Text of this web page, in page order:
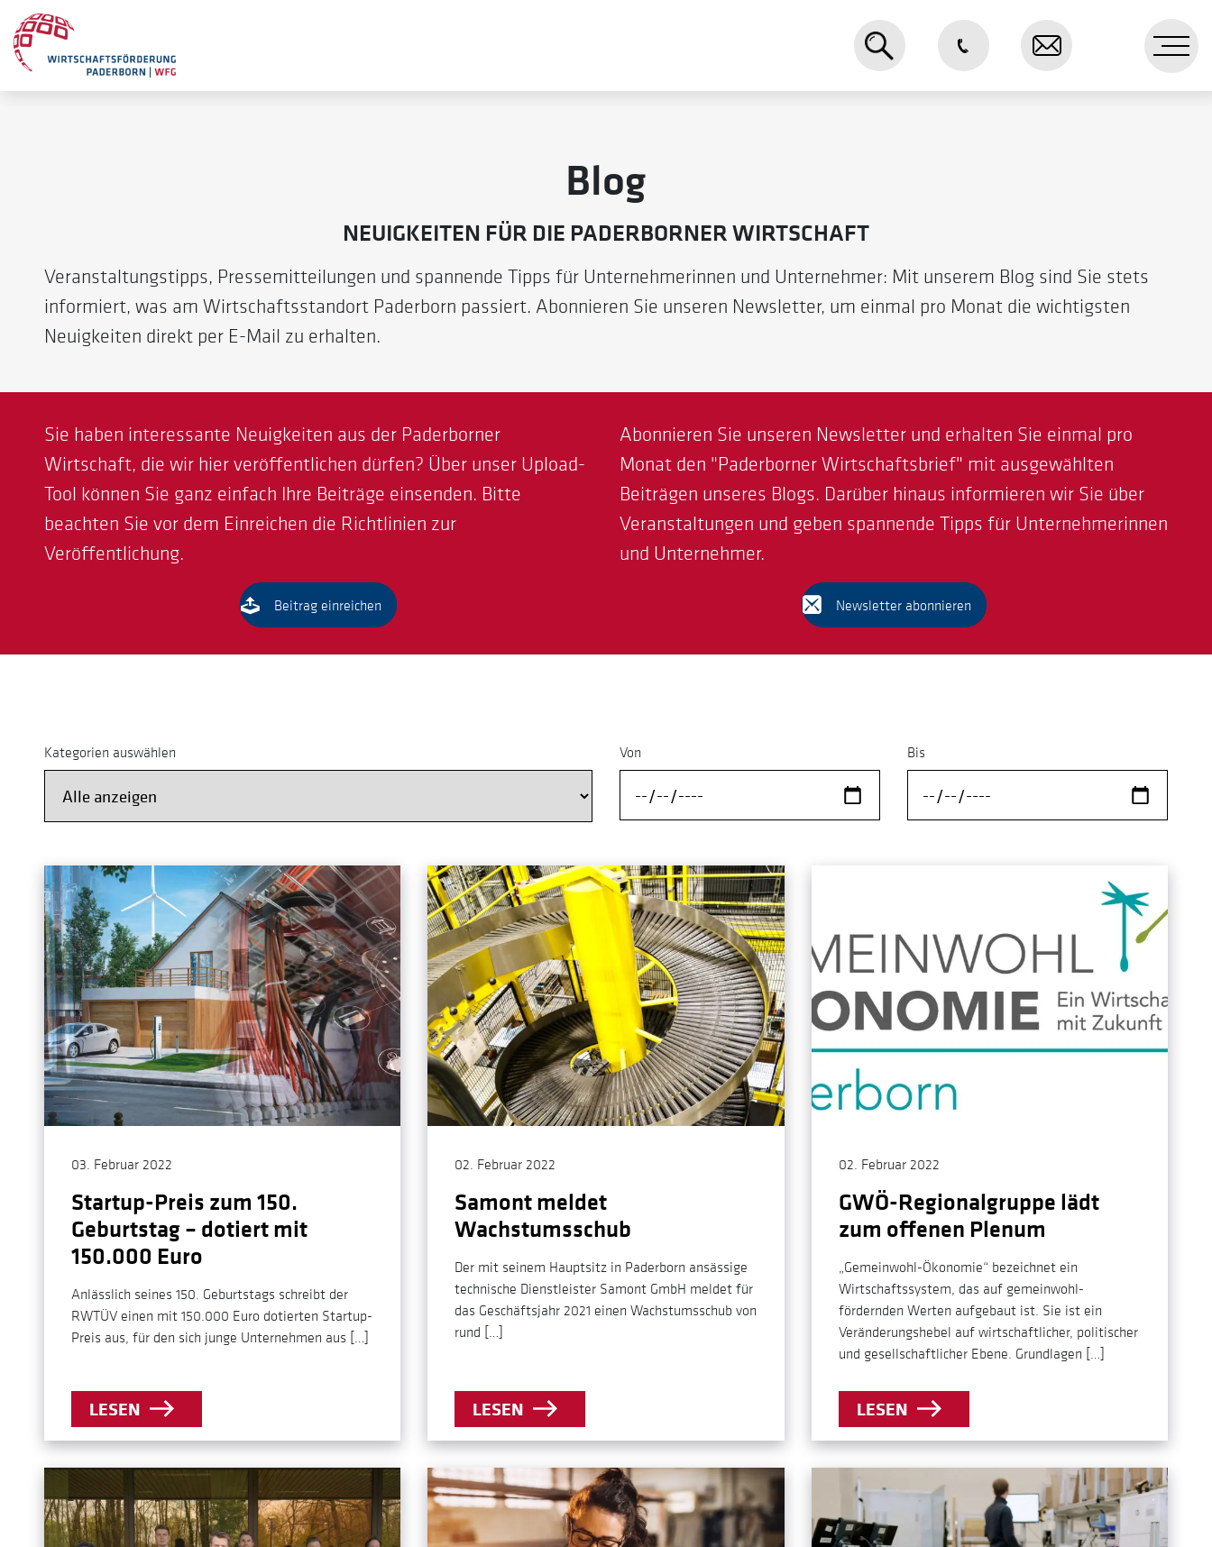
Blog
NEUIGKEITEN FÜR DIE PADERBORNER WIRTSCHAFT
Veranstaltungstipps, Pressemitteilungen und spannende Tipps für Unternehmerinnen und Unternehmer: Mit unserem Blog sind Sie stets
informiert, was am Wirtschaftsstandort Paderborn passiert. Abonnieren Sie unseren Newsletter, um einmal pro Monat die wichtigsten
Neuigkeiten direkt per E-Mail zu erhalten.
Sie haben interessante Neuigkeiten aus der Paderborner
Wirtschaft, die wir hier veröffentlichen dürfen? Über unser Upload-
Tool können Sie ganz einfach Ihre Beiträge einsenden. Bitte
beachten Sie vor dem Einreichen die Richtlinien zur
Veröffentlichung.
Beitrag einreichen
Abonnieren Sie unseren Newsletter und erhalten Sie einmal pro
Monat den "Paderborner Wirtschaftsbrief" mit ausgewählten
Beiträgen unseres Blogs. Darüber hinaus informieren wir Sie über
Veranstaltungen und geben spannende Tipps für Unternehmerinnen
und Unternehmer.
Newsletter abonnieren
Kategorien auswählen Von Bis
03. Februar 2022
Startup-Preis zum 150.
Geburtstag – dotiert mit
150.000 Euro
Anlässlich seines 150. Geburtstags schreibt der
RWTÜV einen mit 150.000 Euro dotierten Startup-
Preis aus, für den sich junge Unternehmen aus […]
LESEN
02. Februar 2022
Samont meldet
Wachstumsschub
Der mit seinem Hauptsitz in Paderborn ansässige
technische Dienstleister Samont GmbH meldet für
das Geschäftsjahr 2021 einen Wachstumsschub von
rund […]
LESEN
02. Februar 2022
GWÖ-Regionalgruppe lädt
zum offenen Plenum
„Gemeinwohl-Ökonomie“ bezeichnet ein
Wirtschaftssystem, das auf gemeinwohl-
fördernden Werten aufgebaut ist. Sie ist ein
Veränderungshebel auf wirtschaftlicher, politischer
und gesellschaftlicher Ebene. Grundlagen […]
LESEN